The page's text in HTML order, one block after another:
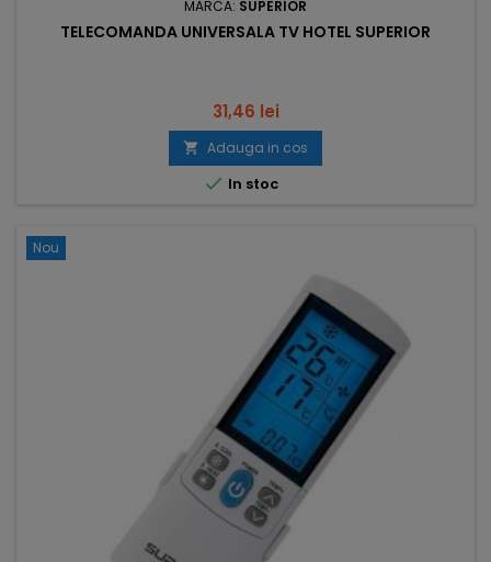
MARCA: SUPERIOR
TELECOMANDA UNIVERSALA TV HOTEL SUPERIOR
Pret
31,46 lei
 Adauga in cos
 In stoc
Nou